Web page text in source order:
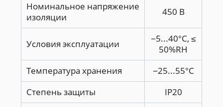
Номинальное напряжение
изоляции
450 В
Условия эксплуатации
−5...40°С, ≤
50%RH
Температура хранения
−25...55°С
Степень защиты
IP20